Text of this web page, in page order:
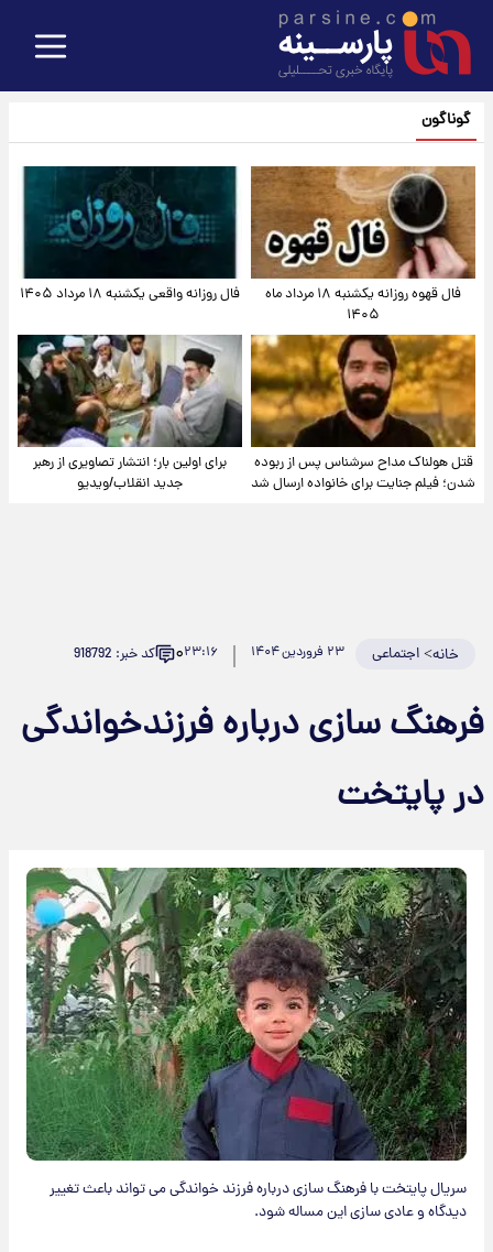
گوناگون
فال قهوه روزانه یکشنبه ۱۸ مرداد ماه
۱۴۰۵
فال روزانه واقعی یکشنبه ۱۸ مرداد ۱۴۰۵
قتل هولناک مداح سرشناس پس از ربوده
شدن؛ فیلم جنایت برای خانواده ارسال شد
برای اولین بار؛ انتشار تصاویری از رهبر
جدید انقلاب/ویدیو
خانه>اجتماعی ۲۳ فروردین ۱۴۰۴ ۲۳:۱۶۰ کد خبر: 918792
فرهنگ سازی درباره فرزندخواندگی
در پایتخت
سریال پایتخت با فرهنگ سازی درباره فرزند خواندگی می تواند باعث تغییر
دیدگاه و عادی سازی این مساله شود.